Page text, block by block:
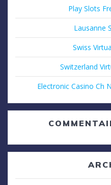
Play Slots
Lausanne
Swiss
Switzerland
Electronic Casino Ch